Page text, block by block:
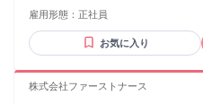
含む ※職務手当：10,000円
当：1,000円（1回） ■扶養
円～ ■住宅手当あり（支給
月 ・賃貸：1,000～24,000
極的に行動できる方 年齢の条件と理由：あり（59歳までの方
（60歳定年のため））
雇用形態： 正社員
お気に入り
株式会社ファーストナース